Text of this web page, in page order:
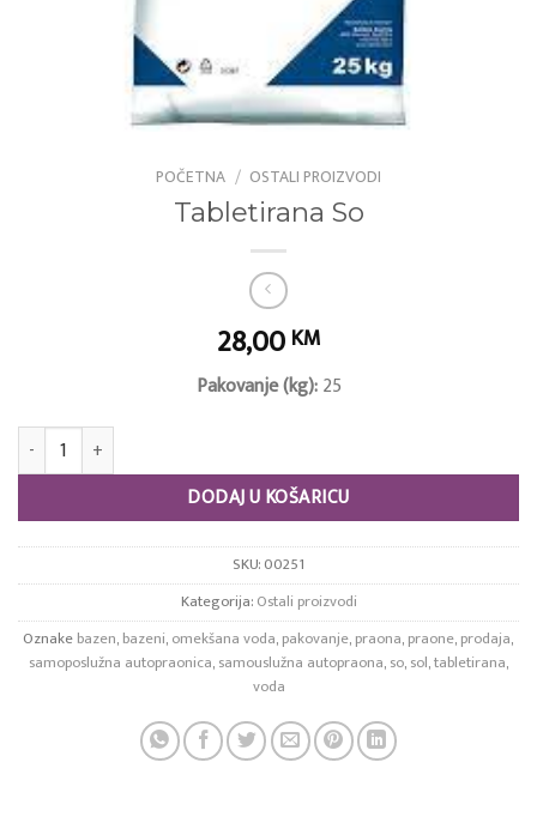
POČETNA / OSTALI PROIZVODI
Tabletirana So
28,00 KM
Pakovanje (kg):25
Tabletirana So količina
DODAJ U KOŠARICU
SKU:00251
Kategorija:Ostali proizvodi
Oznakebazen,bazeni,omekšana voda,pakovanje,praona,praone,prodaja,
samoposlužna autopraonica,samouslužna autopraona,so,sol,tabletirana,
voda